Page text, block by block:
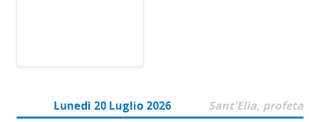
Lunedì 20 Luglio 2026 Sant'Elia, profeta